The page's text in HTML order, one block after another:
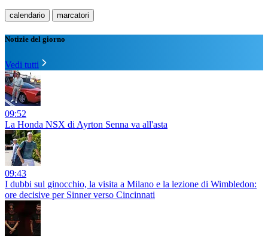
calendario marcatori
Notizie del giorno
Vedi tutti
09:52
La Honda NSX di Ayrton Senna va all'asta
09:43
I dubbi sul ginocchio, la visita a Milano e la lezione di Wimbledon:
ore decisive per Sinner verso Cincinnati